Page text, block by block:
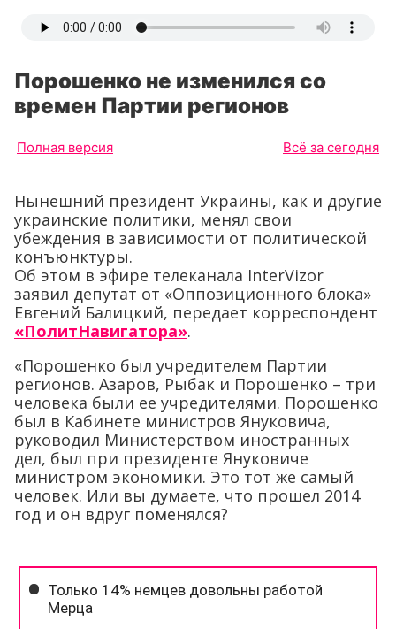
Порошенко не изменился со
времен Партии регионов
Полная версия Всё за сегодня
Нынешний президент Украины, как и другие
украинские политики, менял свои
убеждения в зависимости от политической
конъюнктуры.
Об этом в эфире телеканала InterVizor
заявил депутат от «Оппозиционного блока»
Евгений Балицкий, передает корреспондент
«ПолитНавигатора».
«Порошенко был учредителем Партии
регионов. Азаров, Рыбак и Порошенко – три
человека были ее учредителями. Порошенко
был в Кабинете министров Януковича,
руководил Министерством иностранных
дел, был при президенте Януковиче
министром экономики. Это тот же самый
человек. Или вы думаете, что прошел 2014
год и он вдруг поменялся?